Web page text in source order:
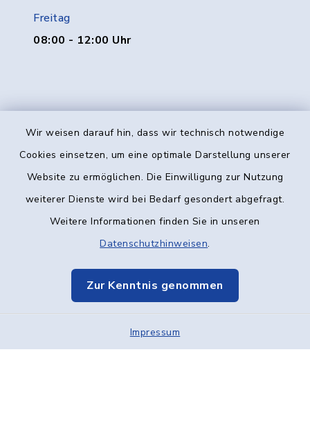
Wir weisen darauf hin, dass wir technisch notwendige
Cookies einsetzen, um eine optimale Darstellung unserer
Website zu ermöglichen. Die Einwilligung zur Nutzung
weiterer Dienste wird bei Bedarf gesondert abgefragt.
Weitere Informationen finden Sie in unseren
Datenschutzhinweisen.
Zur Kenntnis genommen
Impressum
Freitag
08:00 - 12:00 Uhr
Kontakt
Datenschutz
Elektronische Kommunikation
Sitemap